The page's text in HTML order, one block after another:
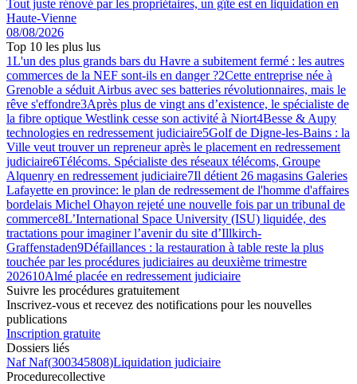
Tout juste rénové par les propriétaires, un gîte est en liquidation en
Haute-Vienne
08/08/2026
Top 10 les plus lus
1L'un des plus grands bars du Havre a subitement fermé : les autres
commerces de la NEF sont-ils en danger ?2Cette entreprise née à
Grenoble a séduit Airbus avec ses batteries révolutionnaires, mais le
rêve s'effondre3Après plus de vingt ans d’existence, le spécialiste de
la fibre optique Westlink cesse son activité à Niort4Besse & Aupy
technologies en redressement judiciaire5Golf de Digne-les-Bains : la
Ville veut trouver un repreneur après le placement en redressement
judiciaire6Télécoms. Spécialiste des réseaux télécoms, Groupe
Alquenry en redressement judiciaire7Il détient 26 magasins Galeries
Lafayette en province: le plan de redressement de l'homme d'affaires
bordelais Michel Ohayon rejeté une nouvelle fois par un tribunal de
commerce8L’International Space University (ISU) liquidée, des
tractations pour imaginer l’avenir du site d’Illkirch-
Graffenstaden9Défaillances : la restauration à table reste la plus
touchée par les procédures judiciaires au deuxième trimestre
202610Almé placée en redressement judiciaire
Suivre les procédures gratuitement
Inscrivez-vous et recevez des notifications pour les nouvelles
publications
Inscription gratuite
Dossiers liés
Naf Naf(300345808)Liquidation judiciaire
Procedurecollective